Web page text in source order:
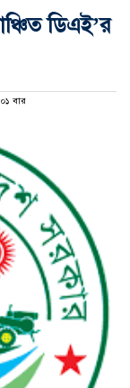
ডিএই’র
বার